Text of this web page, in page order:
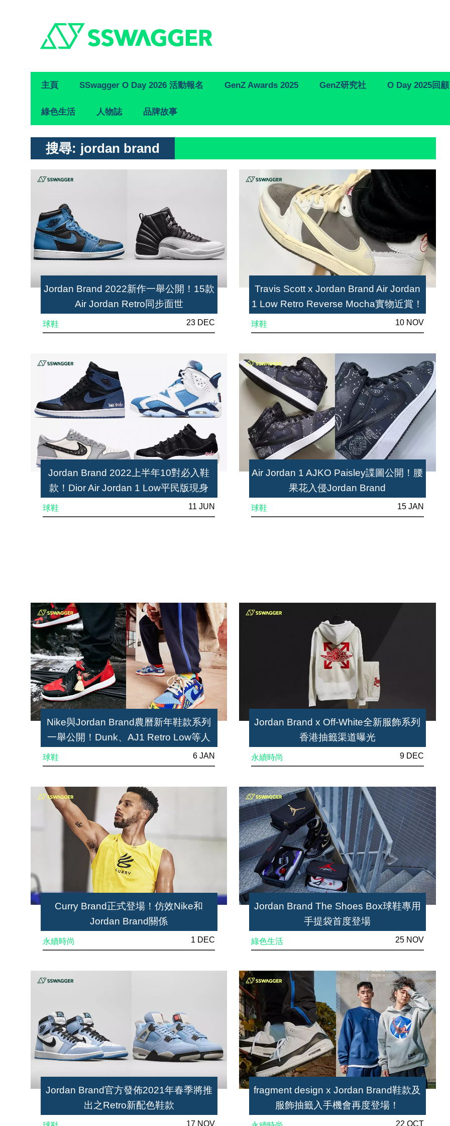
Primary
Navigation
主頁 SSwagger O Day 2026 活動報名 GenZ Awards 2025 GenZ研究社 O Day 2025回顧
綠色生活 人物誌 品牌故事
搜尋: jordan brand
Jordan Brand 2022新作一舉公開！15款
Air Jordan Retro同步面世
球鞋 23 DEC
Jordan Brand 2022上半年10對必入鞋
款！Dior Air Jordan 1 Low平民版現身
球鞋 11 JUN
Nike與Jordan Brand農曆新年鞋款系列
一舉公開！Dunk、AJ1 Retro Low等人
球鞋 6 JAN
Curry Brand正式登場！仿效Nike和
Jordan Brand關係
永續時尚 1 DEC
Jordan Brand官方發佈2021年春季將推
出之Retro新配色鞋款
17 NOV
Travis Scott x Jordan Brand Air Jordan
1 Low Retro Reverse Mocha實物近賞！
球鞋 10 NOV
Air Jordan 1 AJKO Paisley諜圖公開！腰
果花入侵Jordan Brand
球鞋 15 JAN
Jordan Brand x Off-White全新服飾系列
香港抽籤渠道曝光
永續時尚 9 DEC
Jordan Brand The Shoes Box球鞋專用
手提袋首度登場
綠色生活 25 NOV
fragment design x Jordan Brand鞋款及
服飾抽籤入手機會再度登場！
22 OCT